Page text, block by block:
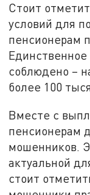
Стоит
условий для
пенсионерам
соблюдено –
более 100
Вместе с
пенсионерам
мошенников.
актуальной
стоит